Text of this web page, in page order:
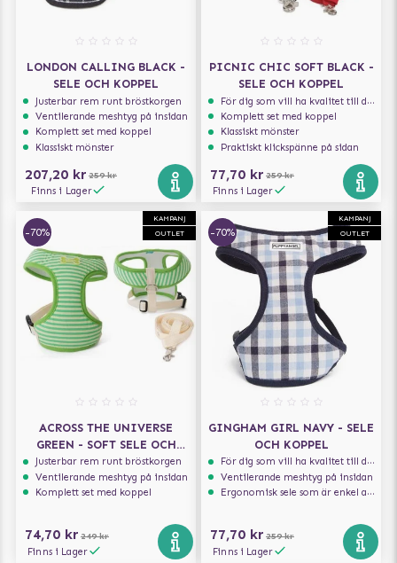
LONDON CALLING BLACK -
SELE OCH KOPPEL
Justerbar rem runt bröstkorgen
Ventilerande meshtyg på insidan
Komplett set med koppel
Klassiskt mönster
207,20 kr 259 kr
Finns i Lager
PICNIC CHIC SOFT BLACK -
SELE OCH KOPPEL
För dig som vill ha kvalitet till din hund!
Komplett set med koppel
Klassiskt mönster
Praktiskt klickspänne på sidan
77,70 kr 259 kr
Finns i Lager
KAMPANJ
OUTLET
-70%
ACROSS THE UNIVERSE
GREEN - SOFT SELE OCH
KOPPEL
Justerbar rem runt bröstkorgen
Ventilerande meshtyg på insidan
Komplett set med koppel
74,70 kr 249 kr
Finns i Lager
KAMPANJ
OUTLET
-70%
GINGHAM GIRL NAVY - SELE
OCH KOPPEL
För dig som vill ha kvalitet till din hund!
Ventilerande meshtyg på insidan
Ergonomisk sele som är enkel att ta på och av
77,70 kr 259 kr
Finns i Lager